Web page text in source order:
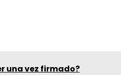
una vez firmado?